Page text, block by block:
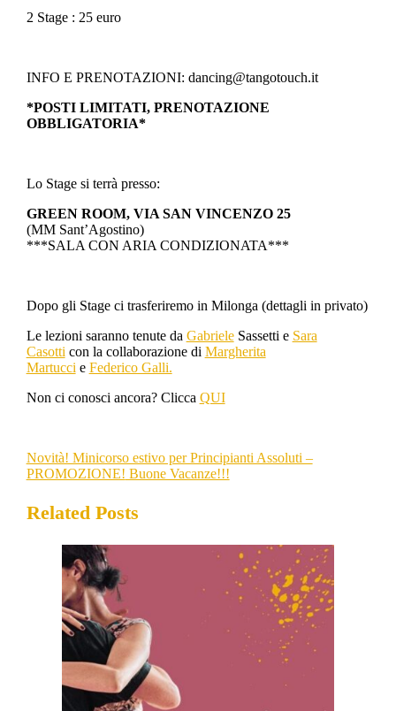
2 Stage : 25 euro
INFO E PRENOTAZIONI: dancing@tangotouch.it
*POSTI LIMITATI, PRENOTAZIONE
OBBLIGATORIA*
Lo Stage si terrà presso:
GREEN ROOM, VIA SAN VINCENZO 25
(MM Sant’Agostino)
***SALA CON ARIA CONDIZIONATA***
Dopo gli Stage ci trasferiremo in Milonga (dettagli in privato)
Le lezioni saranno tenute da GabrieleSassetti e Sara
Casotti con la collaborazione di Margherita
Martucci e Federico Galli.
Non ci conosci ancora? Clicca QUI
Novità! Minicorso estivo per Principianti Assoluti –
PROMOZIONE! Buone Vacanze!!!
Related Posts